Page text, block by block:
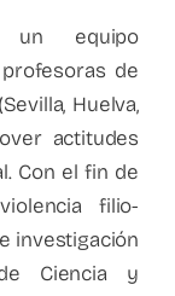
un equipo
de
Huelva,
actitudes
Con el fin de
filio-
investigación
Ciencia y